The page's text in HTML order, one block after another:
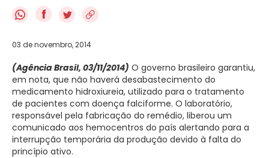
f
03 de novembro, 2014
(Agência Brasil, 03/11/2014) O governo brasileiro garantiu,
em nota, que não haverá desabastecimento do
medicamento hidroxiureia, utilizado para o tratamento
de pacientes com doença falciforme. O laboratório,
responsável pela fabricação do remédio, liberou um
comunicado aos hemocentros do país alertando para a
interrupção temporária da produção devido à falta do
princípio ativo.